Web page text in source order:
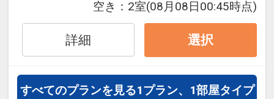
トマイルが50%貯まります。
空き： 2室(08月08日00:45時点)
詳細 選択
すべてのプランを見る1プラン、1部屋タイプ